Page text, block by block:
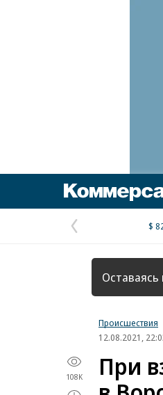
Предыдущая
страница
$
Оставаясь
Происшествия
12.08.2021,
108K
При